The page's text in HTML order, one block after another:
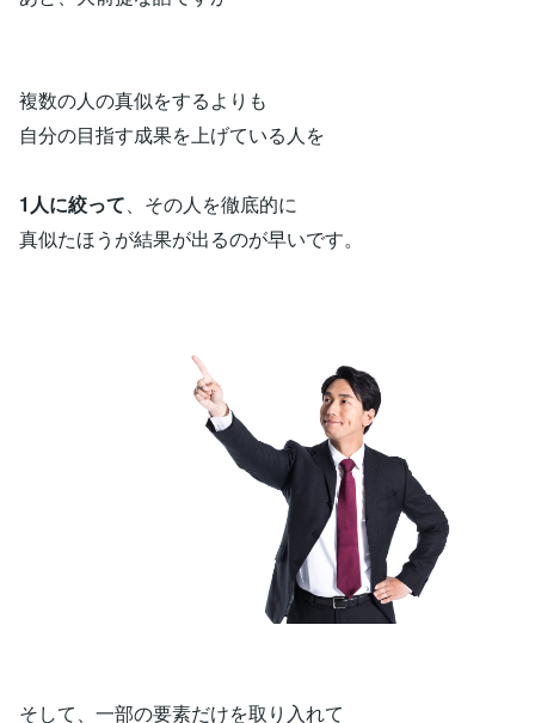
複数の人の真似をするよりも
自分の目指す成果を上げている人を
1人に絞って、その人を徹底的に
真似たほうが結果が出るのが早いです。
そして、一部の要素だけを取り入れて